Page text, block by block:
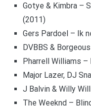
Gotye & Kimbra –
(2011)
Gers Pardoel – Ik
DVBBS &
Pharrell Williams –
Major Lazer, DJ
J Balvin & Willy
The Weeknd –